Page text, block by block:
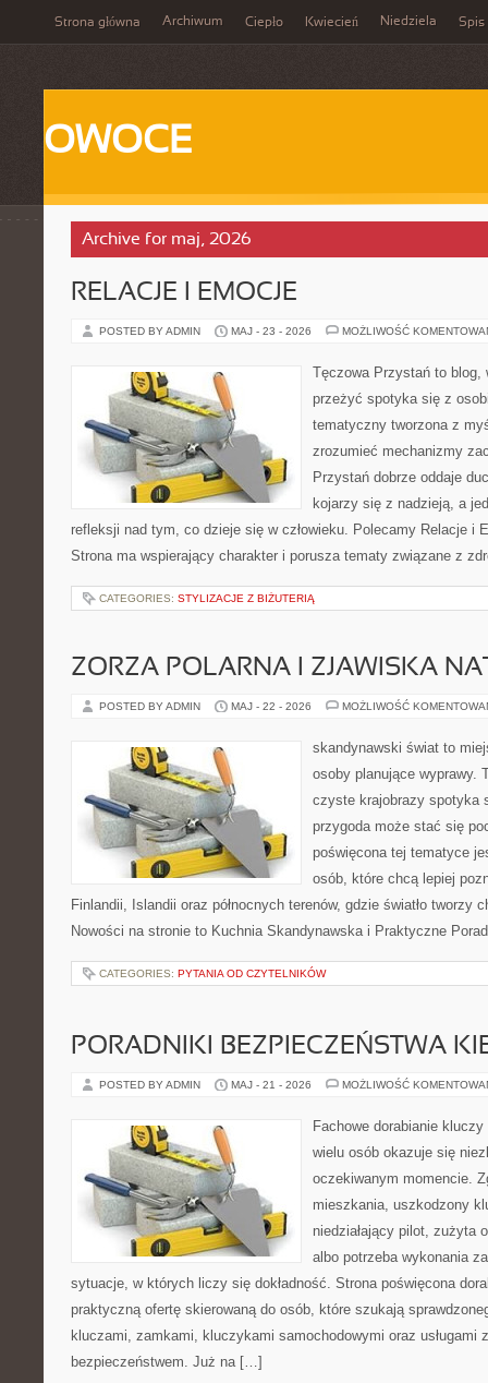
Strona główna Archiwum Ciepło Kwiecień Niedziela Spis
OWOCE
Archive for maj, 2026
RELACJE I EMOCJE
POSTED BY ADMIN MAJ - 23 - 2026 MOŻLIWOŚĆ
Tęczowa Przystań to
przeżyć spotyka się z
tematyczny tworzona z
zrozumieć mechanizmy
Przystań dobrze oddaje
kojarzy się z nadzieją, a
refleksji nad tym, co dzieje się w człowieku. Polecamy Relacje i
Strona ma wspierający charakter i porusza tematy związane z
CATEGORIES: STYLIZACJE Z BIŻUTERIĄ
ZORZA POLARNA I ZJAWISKA
POSTED BY ADMIN MAJ - 22 - 2026 MOŻLIWOŚĆ
skandynawski świat to
osoby planujące wyprawy.
czyste krajobrazy spotyka
przygoda może stać się
poświęcona tej tematyce
osób, które chcą lepiej
Finlandii, Islandii oraz północnych terenów, gdzie światło tworzy
Nowości na stronie to Kuchnia Skandynawska i Praktyczne
CATEGORIES: PYTANIA OD CZYTELNIKÓW
PORADNIKI BEZPIECZEŃSTWA
POSTED BY ADMIN MAJ - 21 - 2026 MOŻLIWOŚĆ
Fachowe dorabianie
wielu osób okazuje się
oczekiwanym momencie.
mieszkania, uszkodzony
niedziałający pilot, zużyta
albo potrzeba wykonania
sytuacje, w których liczy się dokładność. Strona poświęcona
praktyczną ofertę skierowaną do osób, które szukają
kluczami, zamkami, kluczykami samochodowymi oraz usługami
bezpieczeństwem. Już na […]